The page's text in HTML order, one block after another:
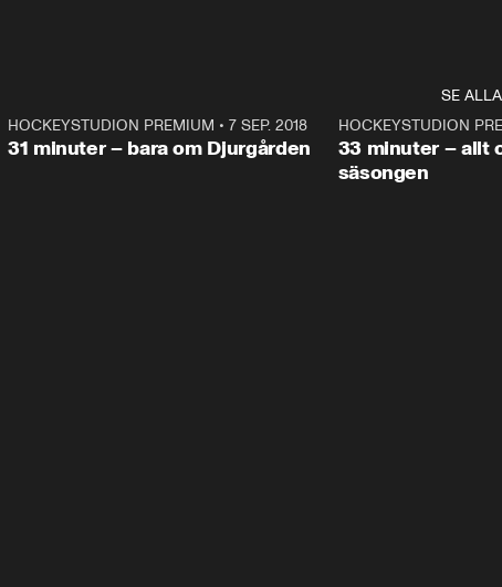
SE ALLA
Plus 31:25
HOCKEYSTUDION PREMIUM • 7 SEP. 2018
31 minuter – bara om Djurgården
Plus
HOCKEYSTUDION
33 minuter – allt
säsongen